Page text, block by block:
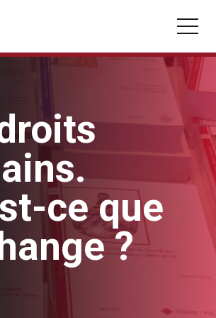
être :
Master Section
ce que
?
cookies